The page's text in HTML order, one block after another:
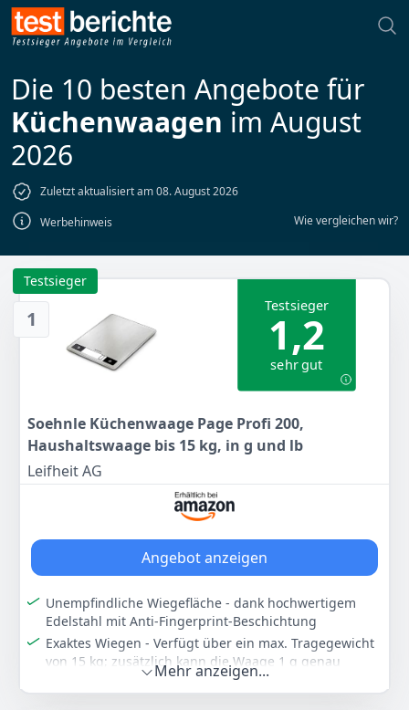
Die 10 besten Angebote für
Küchenwaagen im August
2026
Zuletzt aktualisiert am 08. August 2026
Werbehinweis
Wie vergleichen wir?
1
Testsieger
Testsieger
1,2
sehr gut
Soehnle Küchenwaage Page Profi 200,
Haushaltswaage bis 15 kg, in g und lb
Leifheit AG
Angebot anzeigen
Unempfindliche Wiegefläche - dank hochwertigem
Edelstahl mit Anti-Fingerprint-Beschichtung
Exaktes Wiegen - Verfügt über ein max. Tragegewicht
von 15 kg; zusätzlich kann die Waage 1 g genau
Wiegen: geeignet zum Backen oder Kochen; zusätzlich
ist sie mit einer Zuwiegefunktion (Tara) ausgestattet
Mehr anzeigen...